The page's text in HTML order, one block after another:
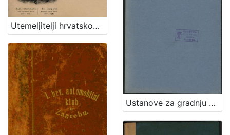
Utemeljitelji hrvatskog sokolstva : Franjo Hochmann : Dr. Josip Fon / R. Mosinger
Ustanove za gradnju sgradah na Josipovcu, odobrene odlukom vis. kr. hrv.-slav.-dalm. zemaljske vlade, odjela za nutarnje poslove od 28. svibnja 1888. br. 17459 Polakšice